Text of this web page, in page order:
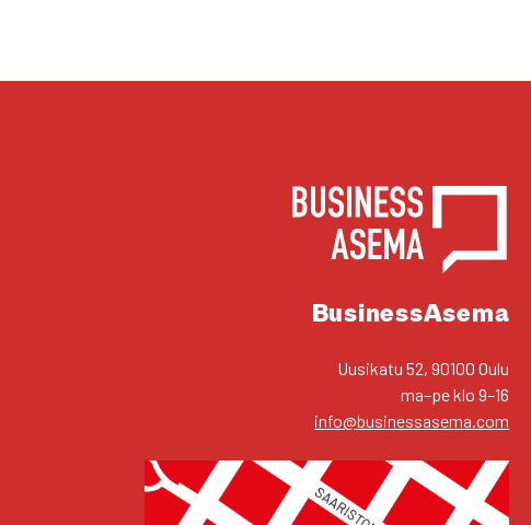
YHTEYS­TIE­DOT
Business­Asema
Uusi­ka­tu 52, 90100 Oulu
ma–pe klo 9–16
info@businessasema.com